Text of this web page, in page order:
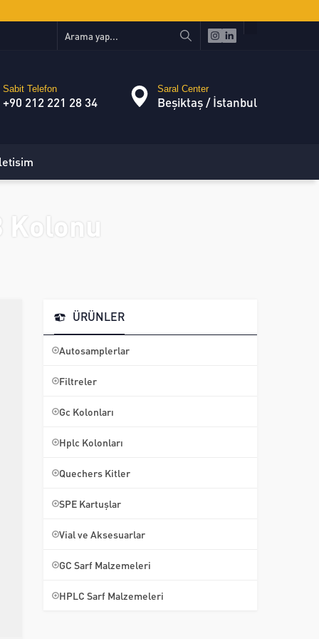
Sabit Telefon
+90 212 221 28 34
Saral Center
Beşiktaş / İstanbul
Kolonu
ÜRÜNLER
Autosamplerlar
Filtreler
Gc Kolonları
Hplc Kolonları
Quechers Kitler
SPE Kartuşlar
Vial ve Aksesuarlar
GC Sarf Malzemeleri
HPLC Sarf Malzemeleri